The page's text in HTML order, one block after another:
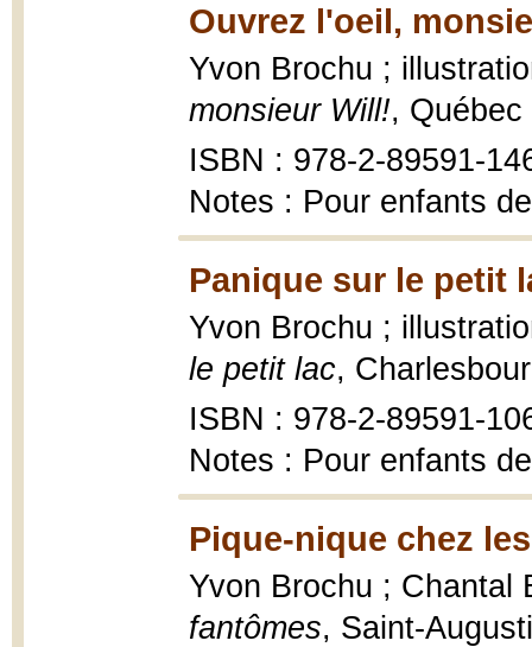
Ouvrez l'oeil,
Yvon Brochu ;
monsieur Will!,
ISBN : 978-2-89591-
Notes : Pour enfants
Panique sur le petit
Yvon Brochu ;
le petit lac,
ISBN : 978-2-89591-
Notes : Pour enfants
Pique-nique chez
Yvon Brochu ;
fantômes, Saint-